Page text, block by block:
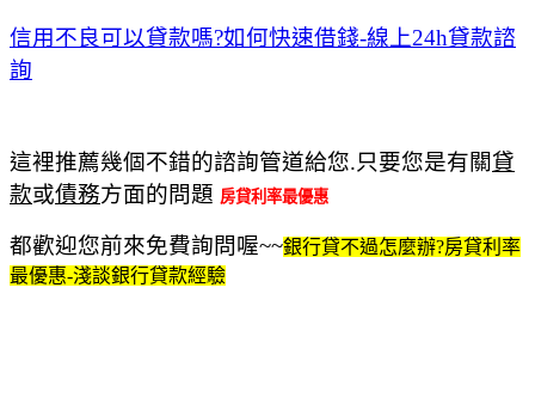
信用不良可以貸款嗎?如何快速借錢-線上24h貸款諮
詢
這裡推薦幾個不錯的諮詢管道給您.只要您是有關貸
款或債務方面的問題 房貸利率最優惠
都歡迎您前來免費詢問喔~~銀行貸不過怎麼辦?房貸利率
最優惠-淺談銀行貸款經驗